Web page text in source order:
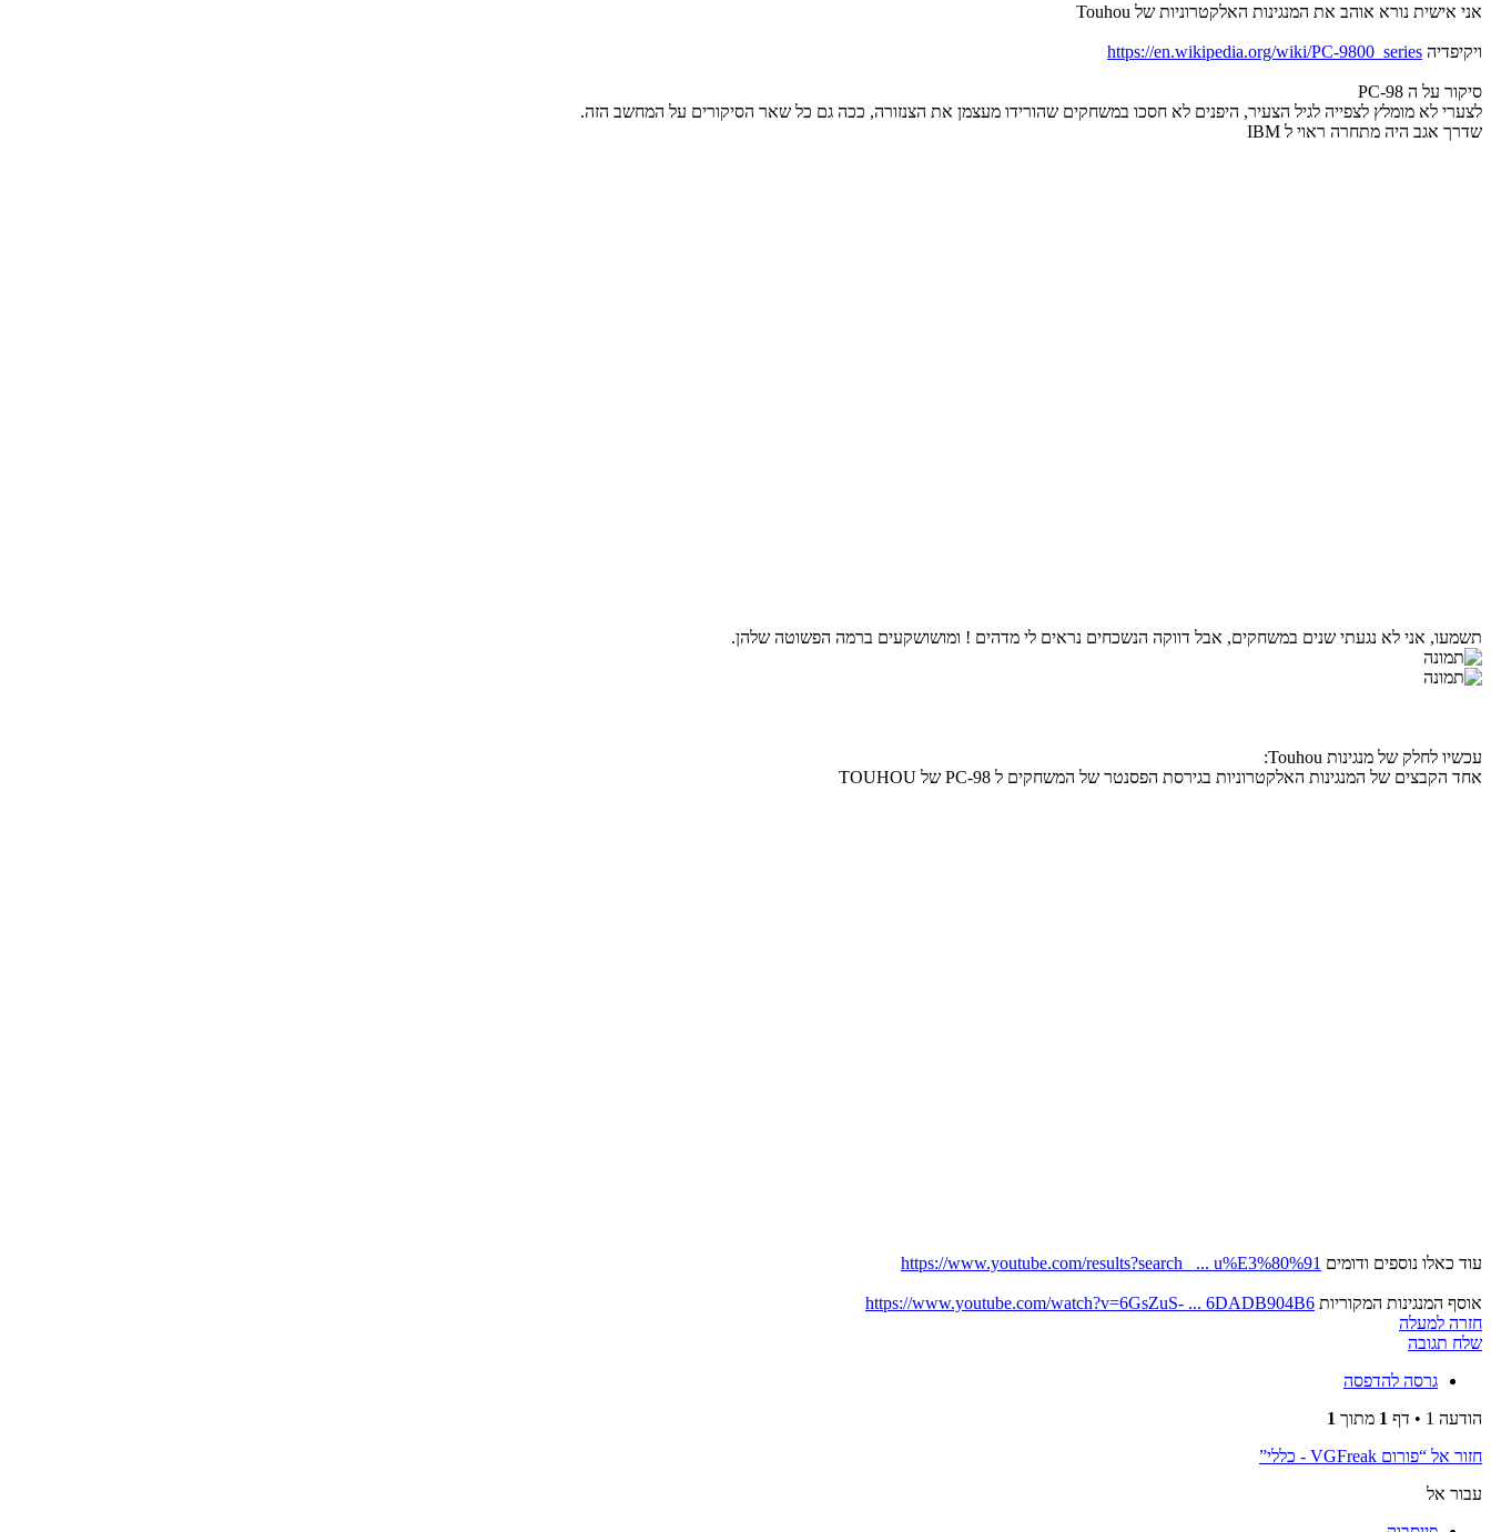
אני אישית נורא אוהב את המנגינות האלקטרוניות של Touhou
ויקיפדיה https://en.wikipedia.org/wiki/PC-9800_series
סיקור על ה PC-98
לצערי לא מומלץ לצפייה לגיל הצעיר, היפנים לא חסכו במשחקים שהורידו מעצמן את הצנזורה, ככה גם כל שאר הסיקורים על המחשב הזה.
שדרך אגב היה מתחרה ראוי ל IBM
תשמעו, אני לא נגעתי שנים במשחקים, אבל דווקה הנשכחים נראים לי מדהים ! ומושושקעים ברמה הפשוטה שלהן.
עכשיו לחלק של מנגינות Touhou:
אחד הקבצים של המנגינות האלקטרוניות בגירסת הפסנטר של המשחקים ל PC-98 של TOUHOU
עוד כאלו נוספים ודומים https://www.youtube.com/results?search_ ... u%E3%80%91
אוסף המנגינות המקוריות https://www.youtube.com/watch?v=6GsZuS- ... 6DADB904B6
חזרה למעלה
שלח תגובה
גרסה להדפסה
הודעה 1 • דף
1 מתוך 1
חזור אל “פורום VGFreak - כללי”
עבור אל